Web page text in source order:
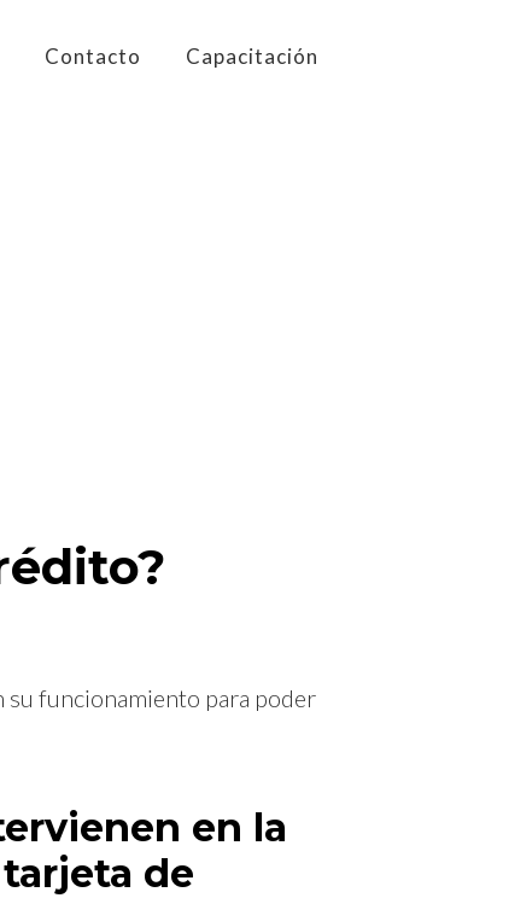
Contacto Capacitación
su funcionamiento para poder
en la
de